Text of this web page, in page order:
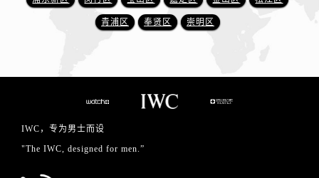
青浦区 奉贤区 崇明区
IWC，专为男士而设
"The IWC, designed for men.”